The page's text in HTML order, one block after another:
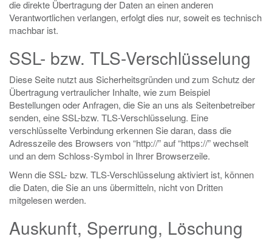
die direkte Übertragung der Daten an einen anderen
Verantwortlichen verlangen, erfolgt dies nur, soweit es technisch
machbar ist.
SSL- bzw. TLS-Verschlüsselung
Diese Seite nutzt aus Sicherheitsgründen und zum Schutz der
Übertragung vertraulicher Inhalte, wie zum Beispiel
Bestellungen oder Anfragen, die Sie an uns als Seitenbetreiber
senden, eine SSL-bzw. TLS-Verschlüsselung. Eine
verschlüsselte Verbindung erkennen Sie daran, dass die
Adresszeile des Browsers von “http://” auf “https://” wechselt
und an dem Schloss-Symbol in Ihrer Browserzeile.
Wenn die SSL- bzw. TLS-Verschlüsselung aktiviert ist, können
die Daten, die Sie an uns übermitteln, nicht von Dritten
mitgelesen werden.
Auskunft, Sperrung, Löschung